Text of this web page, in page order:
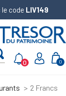
le code LIV149
0
0
2 Francs